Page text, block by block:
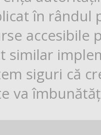
în rândul
similar
siguri că
va